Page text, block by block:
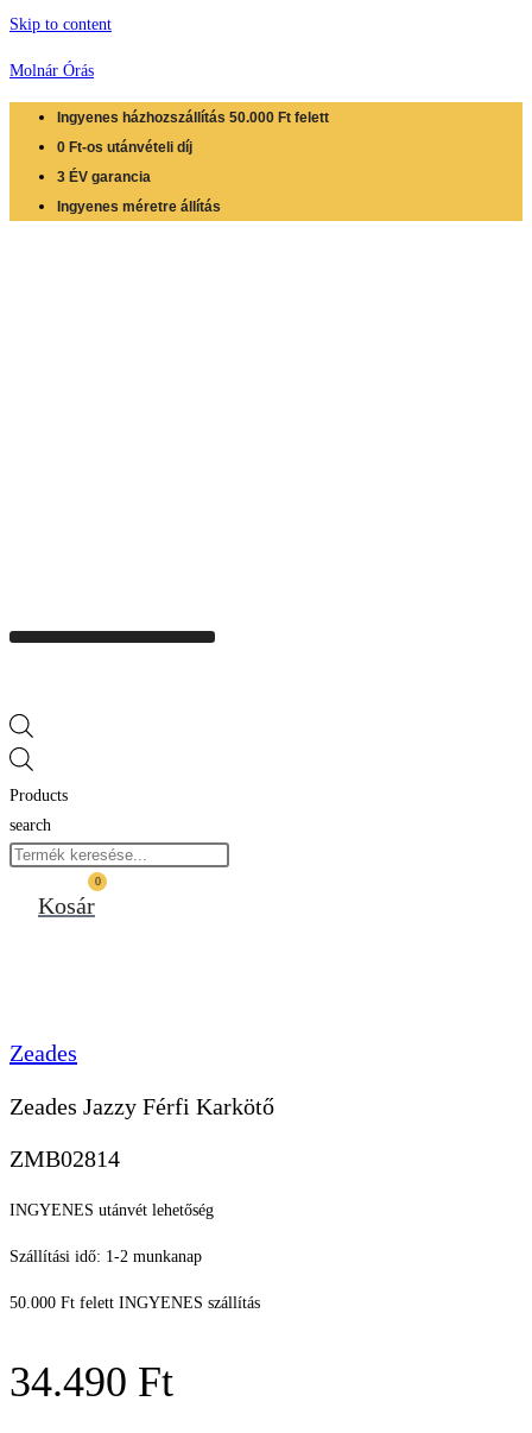
Skip to content
Molnár Órás
Ingyenes házhozszállítás 50.000 Ft felett
0 Ft-os utánvételi díj
3 ÉV garancia
Ingyenes méretre állítás
Products
search
0
Kosár
Zeades
Zeades Jazzy Férfi Karkötő
ZMB02814
INGYENES utánvét lehetőség
Szállítási idő: 1-2 munkanap
50.000 Ft felett INGYENES szállítás
34.490 Ft